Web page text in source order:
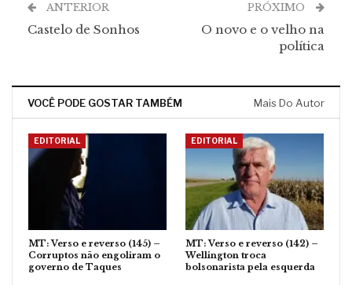
ANTERIOR
Castelo de Sonhos
PRÓXIMO
O novo e o velho na
política
VOCÊ PODE GOSTAR TAMBÉM Mais Do Autor
EDITORIAL
MT: Verso e reverso (145) –
Corruptos não engoliram o
governo de Taques
EDITORIAL
MT: Verso e reverso (142) –
Wellington troca
bolsonarista pela esquerda